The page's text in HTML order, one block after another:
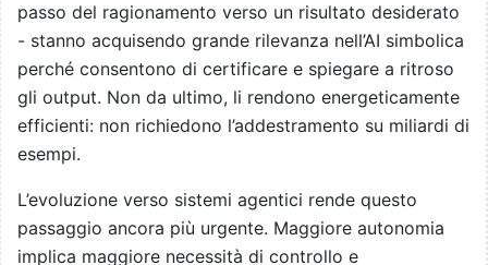
passo del ragionamento verso un risultato desiderato
- stanno acquisendo grande rilevanza nell’AI simbolica
perché consentono di certificare e spiegare a ritroso
gli output. Non da ultimo, li rendono energeticamente
efficienti: non richiedono l’addestramento su miliardi di
esempi.
L’evoluzione verso sistemi agentici rende questo
passaggio ancora più urgente. Maggiore autonomia
implica maggiore necessità di controllo e